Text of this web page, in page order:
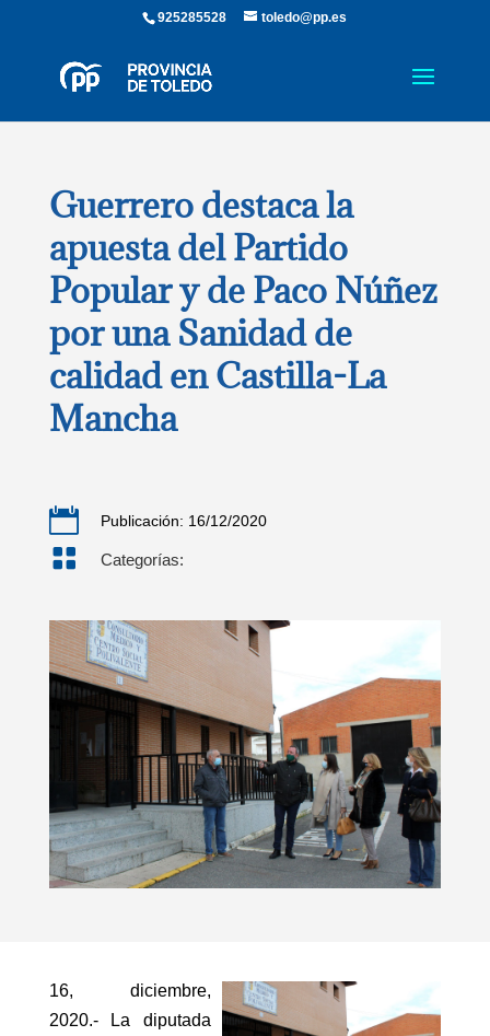
925285528 toledo@pp.es
Guerrero destaca la
apuesta del Partido
Popular y de Paco Núñez
por una Sanidad de
calidad en Castilla-La
Mancha
 Publicación: 16/12/2020
 Categorías:
16, diciembre,
2020.- La diputada